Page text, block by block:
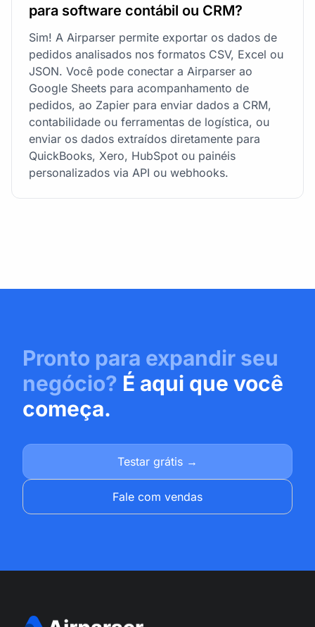
para software contábil ou CRM?
Sim! A Airparser permite exportar os dados de
pedidos analisados nos formatos CSV, Excel ou
JSON. Você pode conectar a Airparser ao
Google Sheets para acompanhamento de
pedidos, ao Zapier para enviar dados a CRM,
contabilidade ou ferramentas de logística, ou
enviar os dados extraídos diretamente para
QuickBooks, Xero, HubSpot ou painéis
personalizados via API ou webhooks.
Pronto para expandir seu
negócio? É aqui que você
começa.
Testar grátis →
Fale com vendas